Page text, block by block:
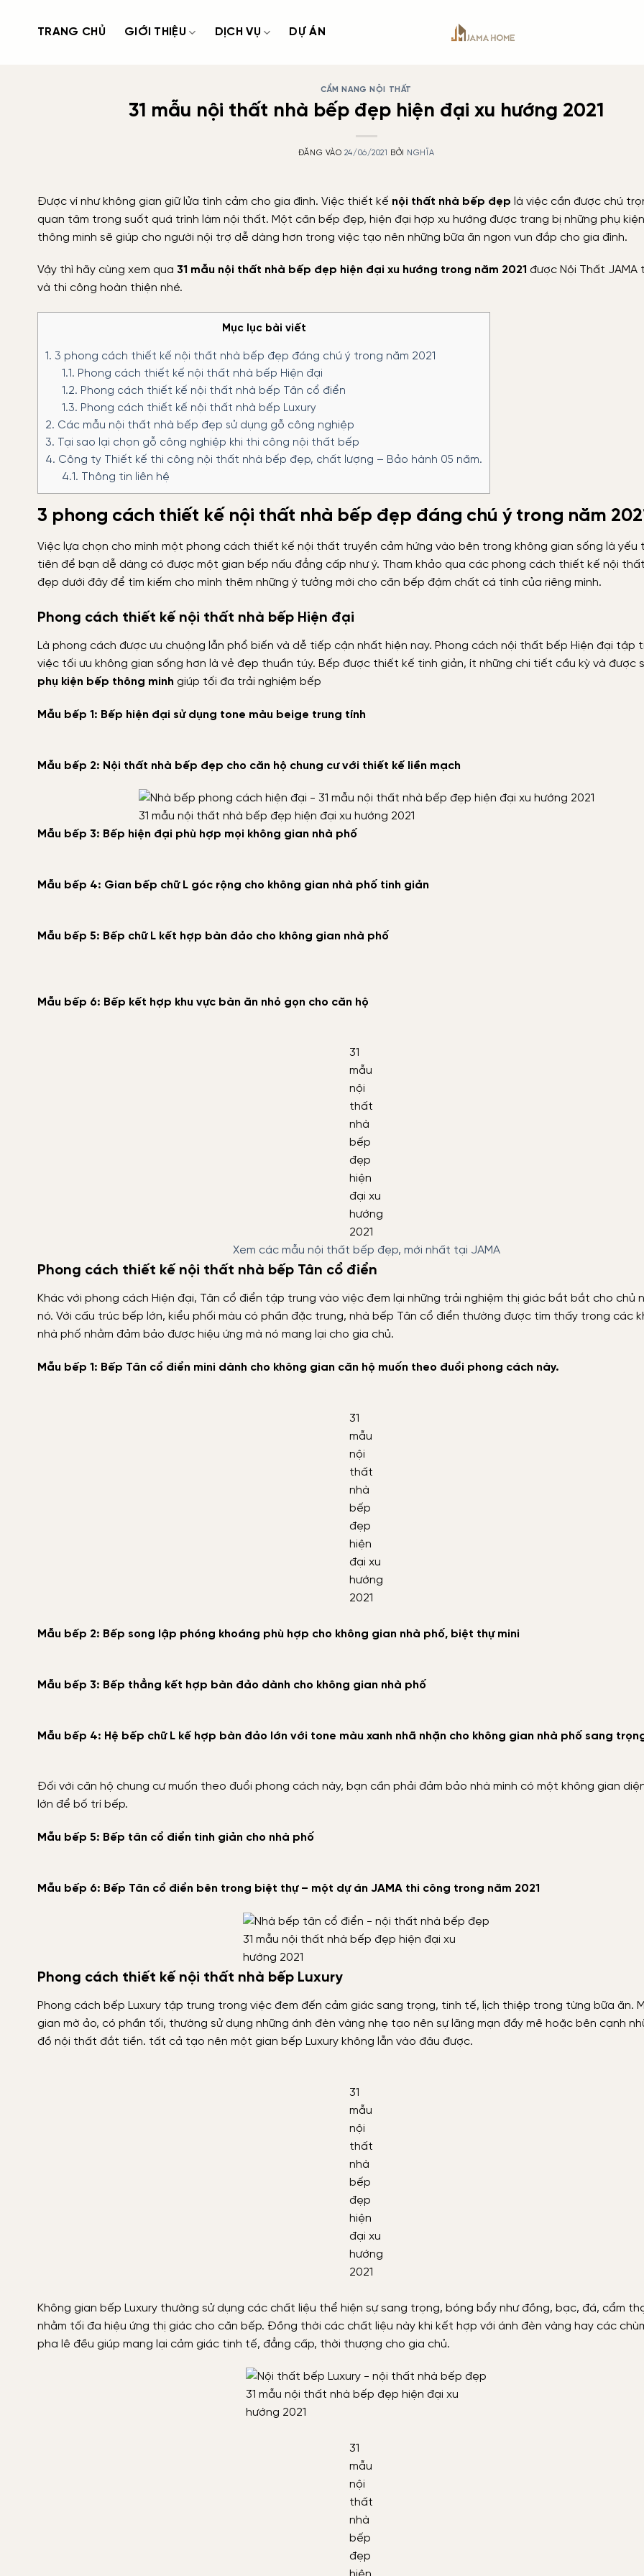
TRANG CHỦ GIỚI THIỆU DỊCH VỤ DỰ ÁN
CẨM NANG NỘI THẤT
31 mẫu nội thất nhà bếp đẹp hiện đại xu hướng 2021
ĐĂNG VÀO 24/06/2021 BỞI NGHĨA
Được ví như không gian giữ lửa tình cảm cho gia đình. Việc thiết kế nội thất nhà bếp đẹp là việc cần được chú
quan tâm trong suốt quá trình làm nội thất. Một căn bếp đẹp, hiện đại hợp xu hướng được trang bị những phụ
thông minh sẽ giúp cho người nội trợ dễ dàng hơn trong việc tạo nên những bữa ăn ngon vun đắp cho gia đình.
Vậy thì hãy cùng xem qua 31 mẫu nội thất nhà bếp đẹp hiện đại xu hướng trong năm 2021 được Nội Thất JAMA
và thi công hoàn thiện nhé.
Mục lục bài viết
1. 3 phong cách thiết kế nội thất nhà bếp đẹp đáng chú ý trong năm 2021
1.1. Phong cách thiết kế nội thất nhà bếp Hiện đại
1.2. Phong cách thiết kế nội thất nhà bếp Tân cổ điển
1.3. Phong cách thiết kế nội thất nhà bếp Luxury
2. Các mẫu nội thất nhà bếp đẹp sử dụng gỗ công nghiệp
3. Tại sao lại chọn gỗ công nghiệp khi thi công nội thất bếp
4. Công ty Thiết kế thi công nội thất nhà bếp đẹp, chất lượng – Bảo hành 05 năm.
4.1. Thông tin liên hệ
3 phong cách thiết kế nội thất nhà bếp đẹp đáng chú ý trong năm
Việc lựa chọn cho mình một phong cách thiết kế nội thất truyền cảm hứng vào bên trong không gian sống là yếu
tiên để bạn dễ dàng có được một gian bếp nấu đẳng cấp như ý. Tham khảo qua các phong cách thiết kế nội
đẹp dưới đây để tìm kiếm cho mình thêm những ý tưởng mới cho căn bếp đậm chất cá tính của riêng mình.
Phong cách thiết kế nội thất nhà bếp Hiện đại
Là phong cách được ưu chuộng lẫn phổ biến và dễ tiếp cận nhất hiện nay. Phong cách nội thất bếp Hiện đại tập
việc tối ưu không gian sống hơn là vẻ đẹp thuần túy. Bếp được thiết kế tinh giản, ít những chi tiết cầu kỳ và được
phụ kiện bếp thông minh giúp tối đa trải nghiệm bếp
Mẫu bếp 1: Bếp hiện đại sử dụng tone màu beige trung tính
Mẫu bếp 2: Nội thất nhà bếp đẹp cho căn hộ chung cư với thiết kế liền mạch
31 mẫu nội thất nhà bếp đẹp hiện đại xu hướng 2021
Mẫu bếp 3: Bếp hiện đại phù hợp mọi không gian nhà phố
Mẫu bếp 4: Gian bếp chữ L góc rộng cho không gian nhà phố tinh giản
Mẫu bếp 5: Bếp chữ L kết hợp bàn đảo cho không gian nhà phố
Mẫu bếp 6: Bếp kết hợp khu vực bàn ăn nhỏ gọn cho căn hộ
31
mẫu
nội
thất
nhà
bếp
đẹp
hiện
đại xu
hướng
2021
Xem các mẫu nội thất bếp đẹp, mới nhất tại JAMA
Phong cách thiết kế nội thất nhà bếp Tân cổ điển
Khác với phong cách Hiện đại, Tân cổ điển tập trung vào việc đem lại những trải nghiệm thị giác bắt bắt cho chủ
nó. Với cấu trúc bếp lớn, kiểu phối màu có phần đặc trung, nhà bếp Tân cổ điển thường được tìm thấy trong các
nhà phố nhằm đảm bảo được hiệu ứng mà nó mang lại cho gia chủ.
Mẫu bếp 1: Bếp Tân cổ điển mini dành cho không gian căn hộ muốn theo đuổi phong cách này.
31
mẫu
nội
thất
nhà
bếp
đẹp
hiện
đại xu
hướng
2021
Mẫu bếp 2: Bếp song lập phóng khoáng phù hợp cho không gian nhà phố, biệt thự mini
Mẫu bếp 3: Bếp thẳng kết hợp bàn đảo dành cho không gian nhà phố
Mẫu bếp 4: Hệ bếp chữ L kế hợp bàn đảo lớn với tone màu xanh nhã nhặn cho không gian nhà phố sang
Đối với căn hộ chung cư muốn theo đuổi phong cách này, bạn cần phải đảm bảo nhà mình có một không gian
lớn để bố trí bếp.
Mẫu bếp 5: Bếp tân cổ điển tinh giản cho nhà phố
Mẫu bếp 6: Bếp Tân cổ điển bên trong biệt thự – một dự án JAMA thi công trong năm 2021
31 mẫu nội thất nhà bếp đẹp hiện đại xu
hướng 2021
Phong cách thiết kế nội thất nhà bếp Luxury
Phong cách bếp Luxury tập trung trong việc đem đến cảm giác sang trọng, tinh tế, lịch thiệp trong từng bữa ăn.
gian mờ ảo, có phần tối, thường sử dụng những ánh đèn vàng nhẹ tạo nên sự lãng mạn đầy mê hoặc bên cạnh
đồ nội thất đắt tiền. tất cả tạo nên một gian bếp Luxury không lẫn vào đâu được.
31
mẫu
nội
thất
nhà
bếp
đẹp
hiện
đại xu
hướng
2021
Không gian bếp Luxury thường sử dụng các chất liệu thể hiện sự sang trọng, bóng bẩy như đồng, bạc, đá, cẩm
nhằm tối đa hiệu ứng thị giác cho căn bếp. Đồng thời các chất liệu này khi kết hợp với ánh đèn vàng hay các
pha lê đều giúp mang lại cảm giác tinh tế, đẳng cấp, thời thượng cho gia chủ.
31 mẫu nội thất nhà bếp đẹp hiện đại xu
hướng 2021
31
mẫu
nội
thất
nhà
bếp
đẹp